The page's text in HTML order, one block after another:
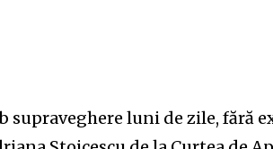
supraveghere luni de zile, fără